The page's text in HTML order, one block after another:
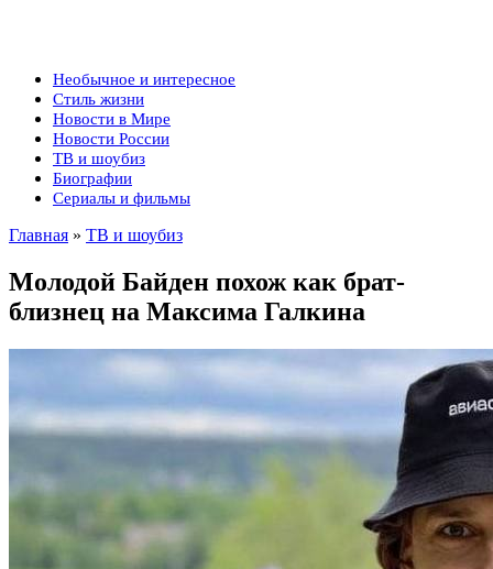
Необычное и интересное
Стиль жизни
Новости в Мире
Новости России
ТВ и шоубиз
Биографии
Сериалы и фильмы
Главная » ТВ и шоубиз
Молодой Байден похож как брат-
близнец на Максима Галкина